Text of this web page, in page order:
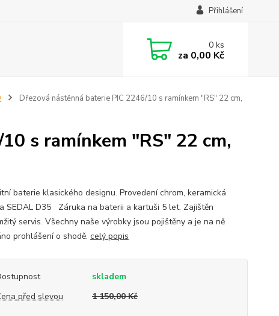
Přihlášení
0ks
za 0,00 Kč
Dřezová nástěnná baterie PIC 2246/10 s ramínkem "RS" 22 cm,
s ramínkem "RS" 22 cm,
baterie klasického designu. Provedení chrom, keramická
SEDAL D35 Záruka na baterii a kartuši 5 let. Zajištěn
servis. Všechny naše výrobky jsou pojištěny a je na ně
prohlášení o shodě. celý popis
skladem
před slevou
1 150,00 Kč